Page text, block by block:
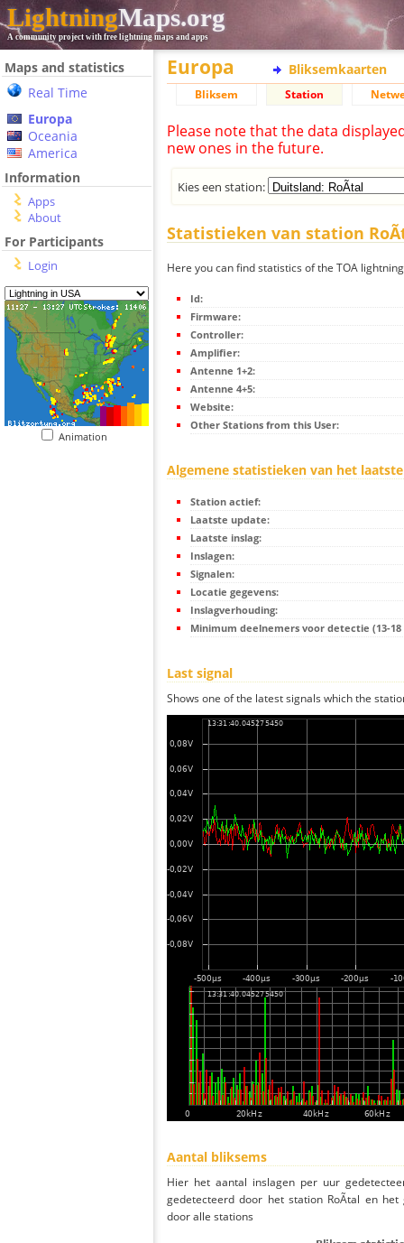
LightningMaps.org
A community project with free lightning maps and apps
Maps and statistics
Real Time
Europa
Oceania
America
Information
Apps
About
For Participants
Login
Animation
Europa Bliksemkaarten
Bliksem Station
Please note that the data
new ones in the future.
Kies een station:
Statistieken van station
Here you can find statistics of the TOA
Id:
Firmware:
Controller:
Amplifier:
Antenne 1+2:
Antenne 4+5:
Website:
Other Stations from this User:
Algemene statistieken van het
Station actief:
Laatste update:
Laatste inslag:
Inslagen:
Signalen:
Locatie gegevens:
Inslagverhouding:
Minimum deelnemers voor detectie (13-
Last signal
Shows one of the latest signals which the
Aantal bliksems
Hier het aantal inslagen per uur
gedetecteerd door het station RoÃtal en
door alle stations